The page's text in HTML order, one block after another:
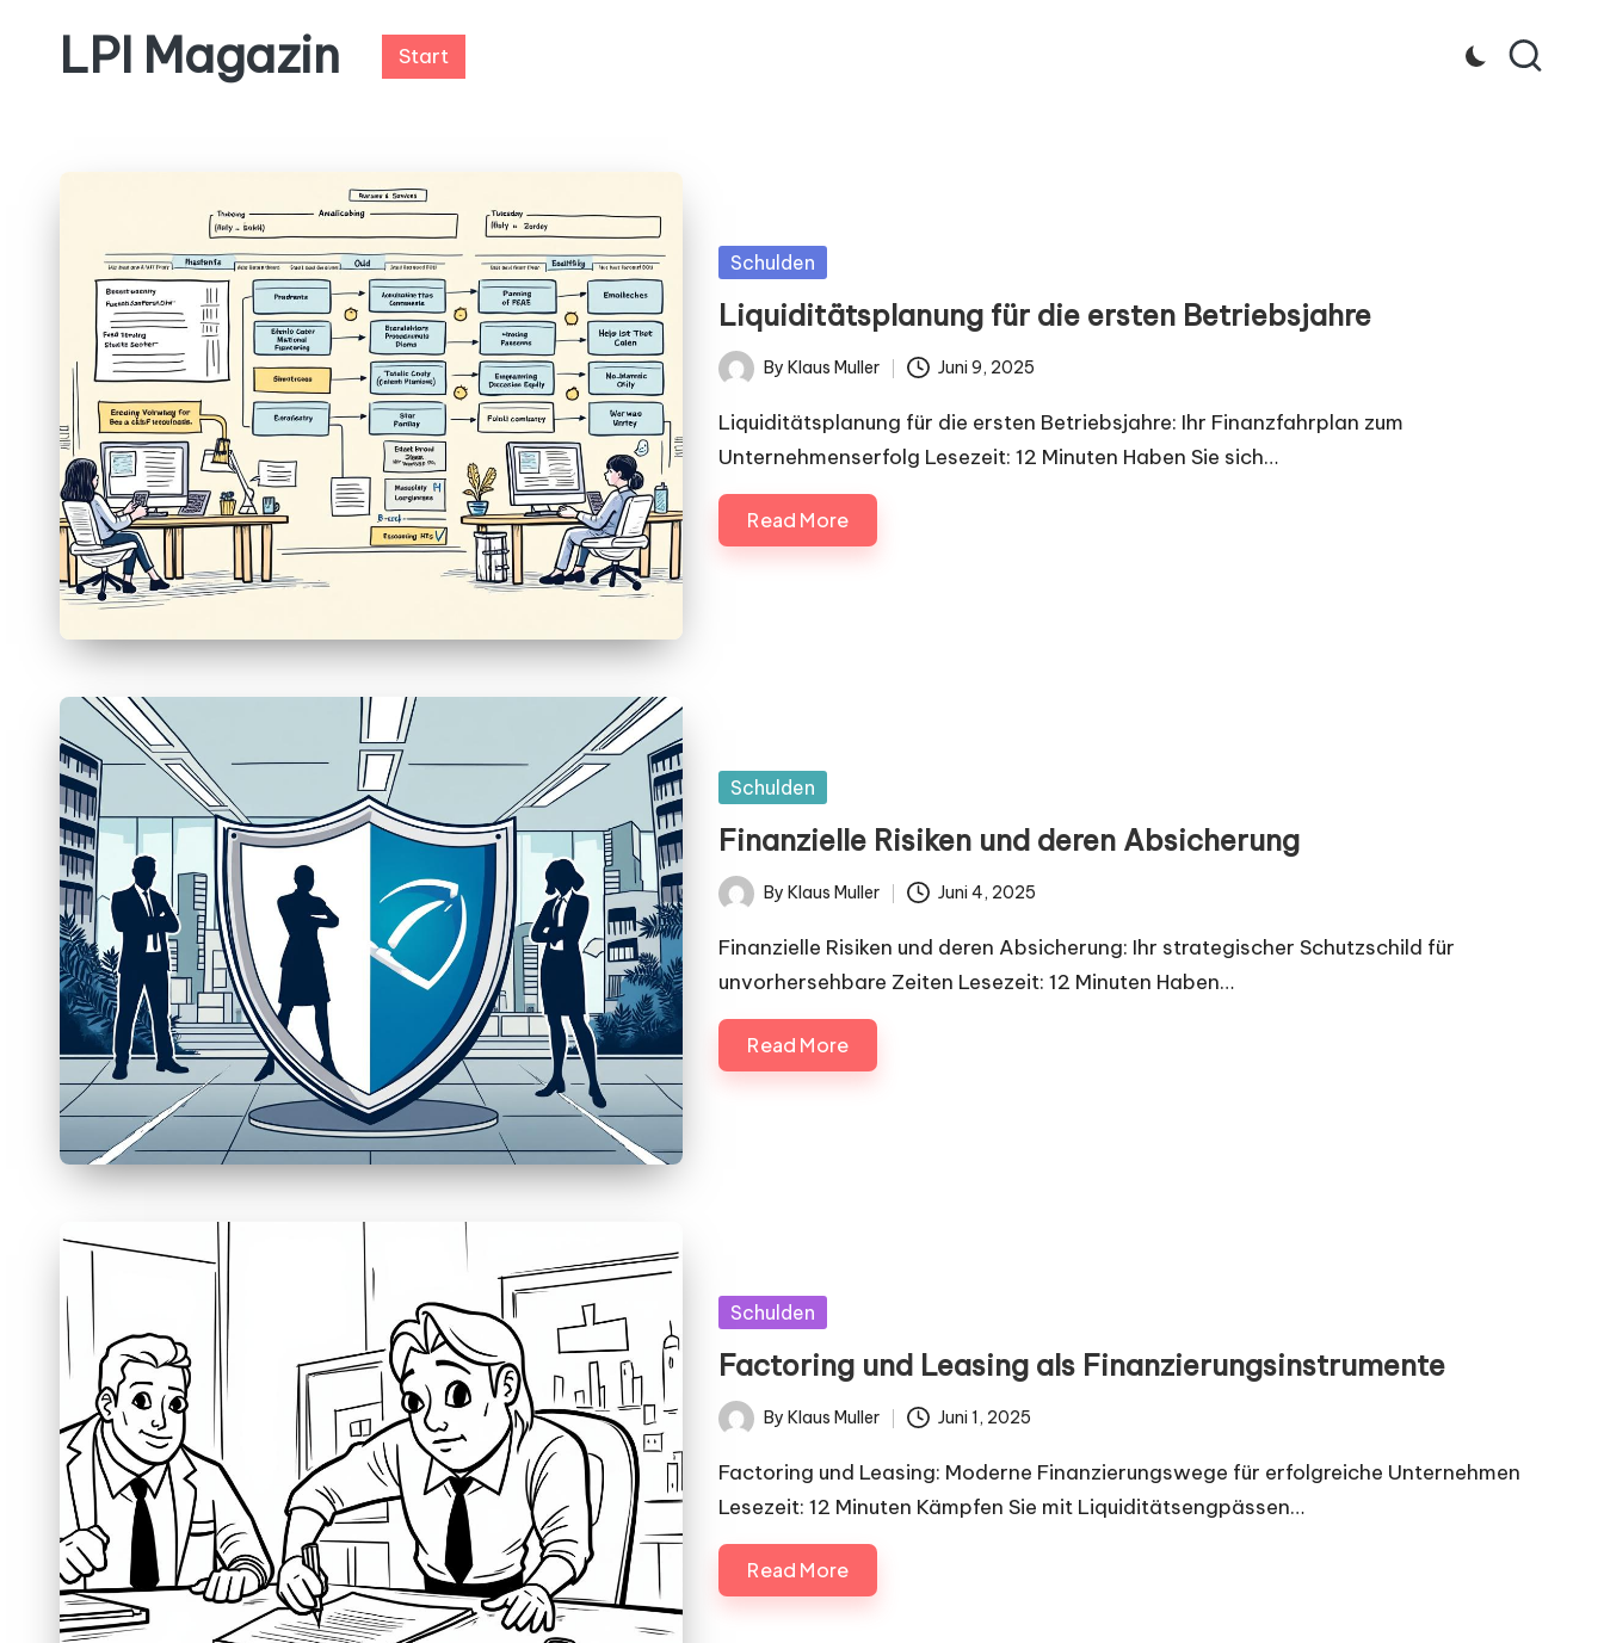
LPI Magazin Start
Posted
Schulden
Liquiditätsplanung für die ersten Betriebsjahre
Posted
by
By Klaus Muller Juni 9, 2025
Liquiditätsplanung für die ersten Betriebsjahre: Ihr Finanzfahrplan zum
Unternehmenserfolg Lesezeit: 12 Minuten Haben Sie sich…
Read More
Posted
Schulden
Finanzielle Risiken und deren Absicherung
Posted
by
ByKlaus Muller Juni 4, 2025
Finanzielle Risiken und deren Absicherung: Ihr strategischer Schutzschild für
unvorhersehbare Zeiten Lesezeit: 12 Minuten Haben…
Read More
Posted
Schulden
Factoring und Leasing als Finanzierungsinstrumente
Posted
by
ByKlaus Muller Juni 1, 2025
Factoring und Leasing: Moderne Finanzierungswege für erfolgreiche Unternehmen
Lesezeit: 12 Minuten Kämpfen Sie mit Liquiditätsengpässen…
Read More